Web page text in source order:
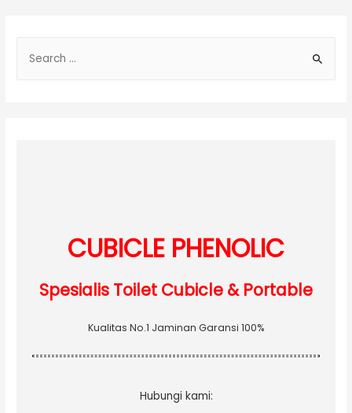
CUBICLE PHENOLIC
Spesialis Toilet Cubicle & Portable
Kualitas No.1 Jaminan Garansi 100%
Hubungi kami: